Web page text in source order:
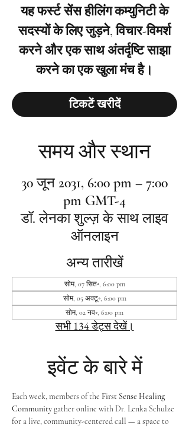
यह फर्स्ट सेंस हीलिंग कम्युनिटी के
सदस्यों के लिए जुड़ने, विचार-विमर्श
करने और एक साथ अंतर्दृष्टि साझा
करने का एक खुला मंच है।
टिकटें खरीदें
समय और स्थान
30 जून 2031, 6:00 pm – 7:00
pm GMT-4
डॉ. लेनका शुल्ज़ के साथ लाइव
ऑनलाइन
अन्य तारीखें
सोम, 07 सित॰, 6:00 pm
सोम, 05 अक्टू॰, 6:00 pm
सोम, 02 नव॰, 6:00 pm
सभी 134 डेट्स देखें।
इवेंट के बारे में
Each week, members of the First Sense Healing
Community gather online with Dr. Lenka Schulze
for a live, community-centered call — a space to